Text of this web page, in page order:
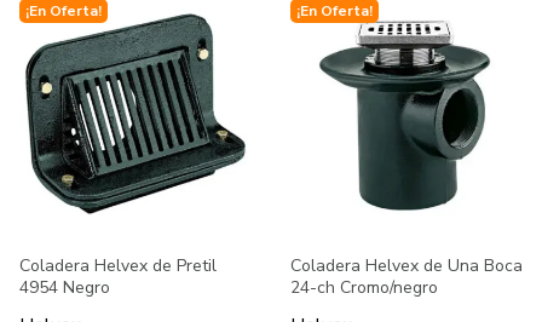
¡En Oferta!
Coladera Helvex de Pretil
4954 Negro
¡En Oferta!
Coladera Helvex de Una Boca
24-ch Cromo/negro